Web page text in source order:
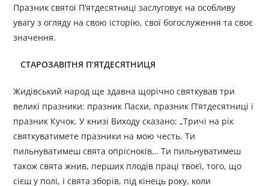
Празник святої П’ятдесятниці заслуговує на особливу
увагу з огляду на свою історію, свої богослуження та своє
значення.
СТАРОЗАВІТНЯ П’ЯТДЕСЯТНИЦЯ
Жидівський народ ще здавна щорічно святкував три
великі празники: празник Пасхи, празник П’ятдесятниці і
празник Кучок. У книзі Виходу сказано: „Тричі на рік
святкуватимете празники на мою честь. Ти
пильнуватимеш свята опрісноків… Ти пильнуватимеш
також свята жнив, перших плодів праці твоєї, того, що
сієш у полі, і свята зборів, під кінець року, коли